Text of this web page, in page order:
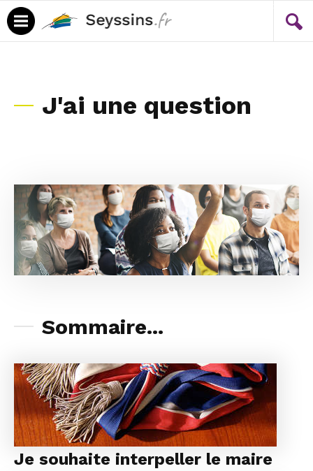
J'ai une question
Sommaire...
Je souhaite interpeller le maire